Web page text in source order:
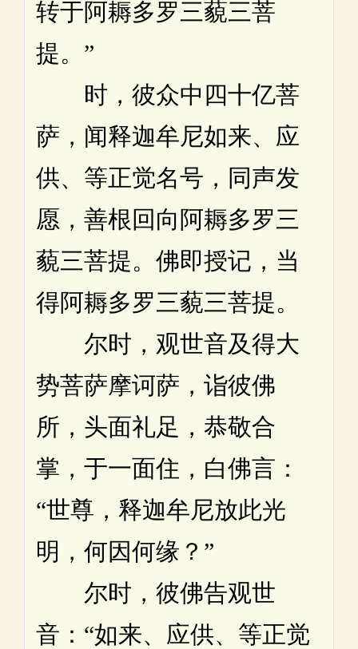
转于阿耨多罗三藐三菩
提。”
时，彼众中四十亿菩
萨，闻释迦牟尼如来、应
供、等正觉名号，同声发
愿，善根回向阿耨多罗三
藐三菩提。佛即授记，当
得阿耨多罗三藐三菩提。
尔时，观世音及得大
势菩萨摩诃萨，诣彼佛
所，头面礼足，恭敬合
掌，于一面住，白佛言：
“世尊，释迦牟尼放此光
明，何因何缘？”
尔时，彼佛告观世
音：“如来、应供、等正觉